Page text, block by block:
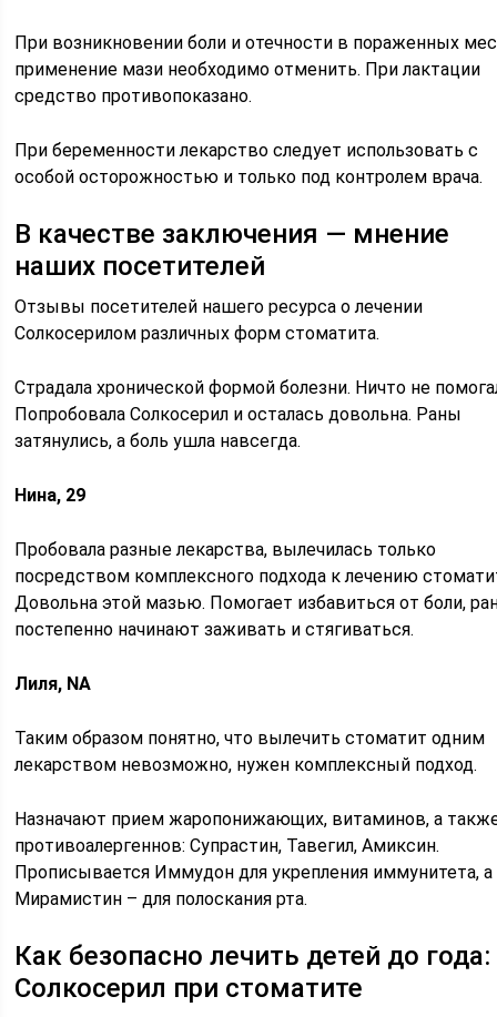
При возникновении боли и отечности в пораженных
применение мази необходимо отменить. При лактации
средство противопоказано.
При беременности лекарство следует использовать с
особой осторожностью и только под контролем врача.
В качестве заключения — мнение
наших посетителей
Отзывы посетителей нашего ресурса о лечении
Солкосерилом различных форм стоматита.
Страдала хронической формой болезни. Ничто не
Попробовала Солкосерил и осталась довольна. Раны
затянулись, а боль ушла навсегда.
Нина, 29
Пробовала разные лекарства, вылечилась только
посредством комплексного подхода к лечению
Довольна этой мазью. Помогает избавиться от боли,
постепенно начинают заживать и стягиваться.
Лиля, NA
Таким образом понятно, что вылечить стоматит одним
лекарством невозможно, нужен комплексный подход.
Назначают прием жаропонижающих, витаминов, а
противоалергеннов: Супрастин, Тавегил, Амиксин.
Прописывается Иммудон для укрепления иммунитета, а
Мирамистин – для полоскания рта.
Как безопасно лечить детей до года:
Солкосерил при стоматите